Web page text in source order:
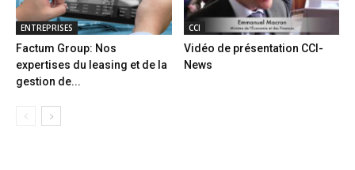
ENTREPRISES
Factum Group: Nos
expertises du leasing et de la
gestion de...
CCI
Vidéo de présentation CCI-
News